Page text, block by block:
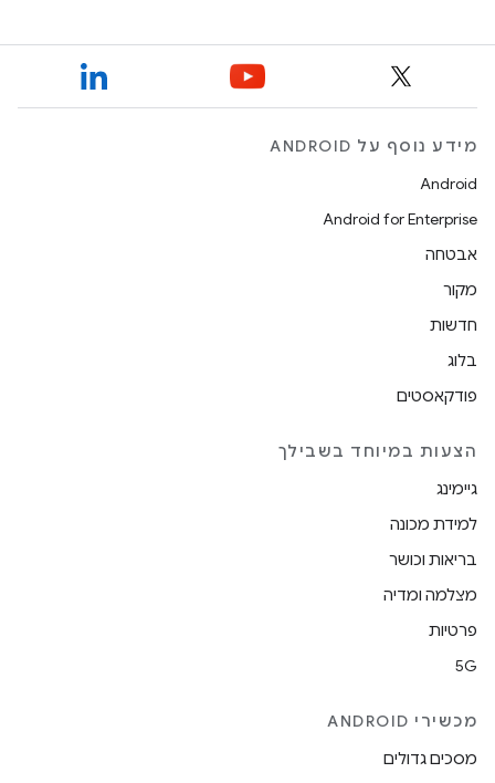
מידע נוסף על ANDROID
Android
Android for Enterprise
אבטחה
מקור
חדשות
בלוג
פודקאסטים
הצעות במיוחד בשבילך
גיימינג
למידת מכונה
בריאות וכושר
מצלמה ומדיה
פרטיות
5G
מכשירי ANDROID
מסכים גדולים